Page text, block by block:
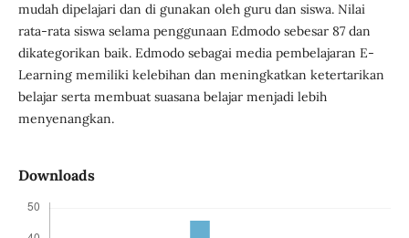
mudah dipelajari dan di gunakan oleh guru dan siswa. Nilai
rata-rata siswa selama penggunaan Edmodo sebesar 87 dan
dikategorikan baik. Edmodo sebagai media pembelajaran E-
Learning memiliki kelebihan dan meningkatkan ketertarikan
belajar serta membuat suasana belajar menjadi lebih
menyenangkan.
Downloads